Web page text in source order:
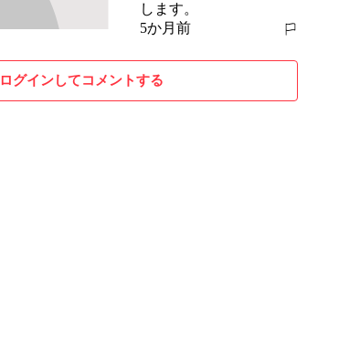
します。
5か月前
報告する
ログインしてコメントする